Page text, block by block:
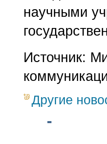
научными
Источник:
Другие